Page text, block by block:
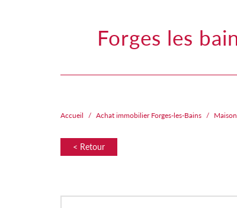
forges les bains : maison sur sous sol total et terrain arboré de
Accueil Achat immobilier Forges-les-Bains Maison
< Retour